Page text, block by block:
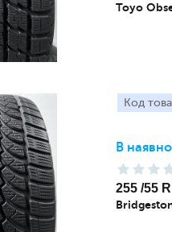
Toyo
Код
В
255 /55